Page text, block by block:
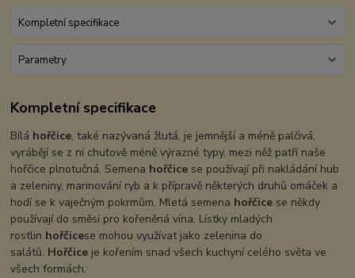
Kompletní specifikace
Parametry
Kompletní specifikace
Bílá hořčice, také nazývaná žlutá, je jemnější a méně palčivá,
vyrábějí se z ní chuťově méně výrazné typy, mezi něž patří naše
hořčice plnotučná. Semena hořčice se používají při nakládání hub
a zeleniny, marinování ryb a k přípravě některých druhů omáček a
hodí se k vaječným pokrmům. Mletá semena hořčice se někdy
používají do směsí pro kořeněná vína. Lístky mladých
rostlin hořčicese mohou využívat jako zelenina do
salátů. Hořčice je kořením snad všech kuchyní celého světa ve
všech formách.